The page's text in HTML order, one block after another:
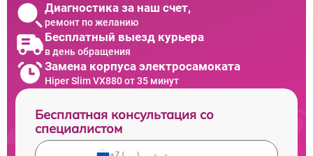
Диагностика за наш счет,
ремонт по желанию
Бесплатный выезд курьера
в день обращения
Замена корпуса электросамоката
Hiper Slim VX880 от 35 минут
Бесплатная консультация со
специалистом